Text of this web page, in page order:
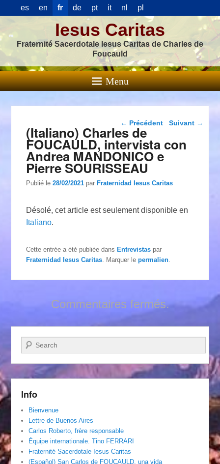
es en fr de pt it nl pl
Iesus Caritas
Fraternité Sacerdotale Iesus Caritas de Charles de
Foucauld
Menu
Navigation dans les
← Précédent Suivant →
(Italiano) Charles de
FOUCAULD, intervista con
Andrea MANDONICO e
Pierre SOURISSEAU
Publié le28/02/2021 parFraternidad Iesus Caritas
Désolé, cet article est seulement disponible en
Italiano.
Cette entrée a été publiée dansEntrevistas par
Fraternidad Iesus Caritas . Marquer lepermalien
Commentaires fermés.
Recherche
Info
Bienvenue
Lettre de Buenos Aires
Carlos Roberto, frère responsable
Équipe internationale. Tino FERRARI
Fraternité Sacerdotale Iesus Caritas
(Español) San Carlos de FOUCAULD, una vida